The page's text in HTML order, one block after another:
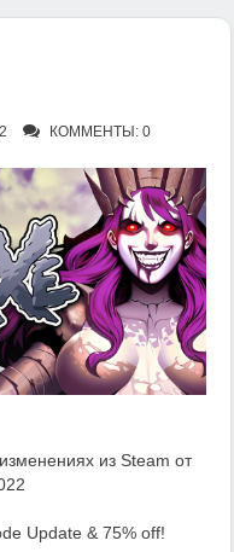
КОММЕНТЫ: 0
из Steam от
Update & 75% off!